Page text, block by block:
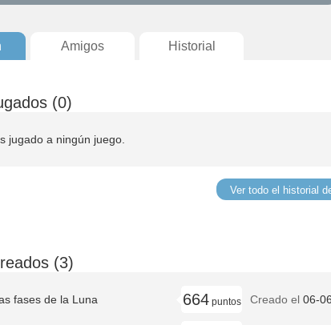
Amigos Historial
(0)
jugado a ningún juego.
Ver todo el historial
(3)
fases de la Luna 664puntos Creado el 06-